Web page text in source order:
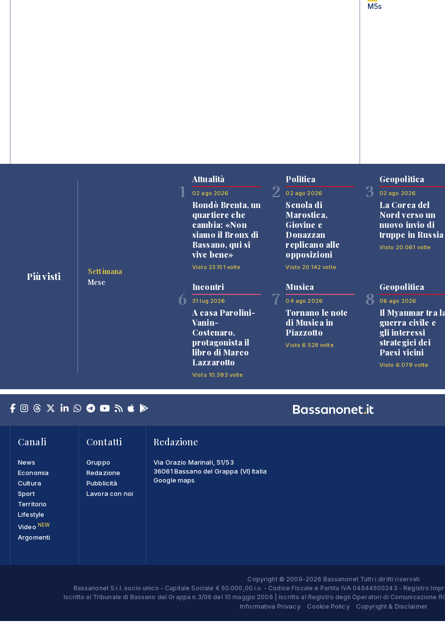
M5s
Più visti
Settimana
Mese
1
Attualità
02 ago 2026
Rondò Brenta, un
quartiere che
cambia: «Non
siamo il Bronx di
Bassano, qui si
vive bene»
Visto 23.151 volte
2
Politica
02 ago 2026
Scuola di
Marostica,
Giovine e
Donazzan
replicano alle
opposizioni
Visto 20.142 volte
3
Geopolitica
02 ago 2026
La Corea del
Nord verso un
nuovo invio di
truppe in Russia
Visto 20.061 volte
6
Incontri
31 lug 2026
A casa Parolini-
Vanin-
Costenaro,
protagonista il
libro di Marco
Lazzarotto
Visto 10.393 volte
7
Musica
04 ago 2026
Tornano le note
di Musica in
Piazzotto
Visto 6.528 volte
8
Geopolitica
06 ago 2026
Il Myanmar tra
guerra civile e
gli interessi
strategici dei
Paesi vicini
Visto 6.079 volte
Canali
News
Economia
Cultura
Sport
Territorio
Lifestyle
Video NEW
Argomenti
Contatti
Gruppo
Redazione
Pubblicità
Lavora con noi
Redazione
Via Orazio Marinali, 51/53
36061 Bassano del Grappa (VI) Italia
Google maps
Copyright © 2009-2026 Bassanonet Tutti i diritti riservati
Bassanonet S.r.l. socio unico - Capitale Sociale € 50.000,00 i.v. - Codice Fiscale e Partita IVA 04644500243 - Registro
Iscritto al Tribunale di Bassano del Grappa n.3/06 del 10 maggio 2006 | Iscritto al Registro degli Operatori di Comunicazione
Informativa Privacy Cookie Policy Copyright & Disclaimer